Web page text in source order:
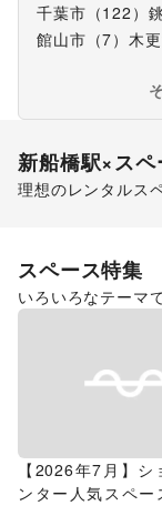
千葉市（122）
館山市（7）木
新船橋駅×ス
理想のレンタルス
スペース特集
いろいろなテーマ
【2026年7月】シ
ンター人気スペー